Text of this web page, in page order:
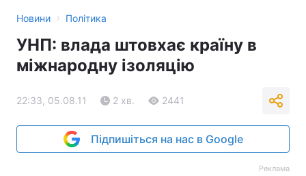
Новини › Політика
УНП: влада штовхає країну в
міжнародну ізоляцію
22:33, 05.08.11 2 хв. 2441
Підпишіться на нас в Google
Реклама